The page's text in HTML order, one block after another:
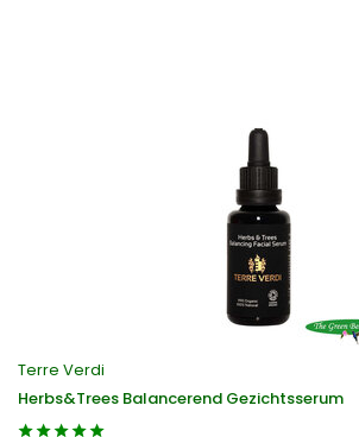
Terre Verdi
Herbs&Trees Balancerend Gezichtsserum